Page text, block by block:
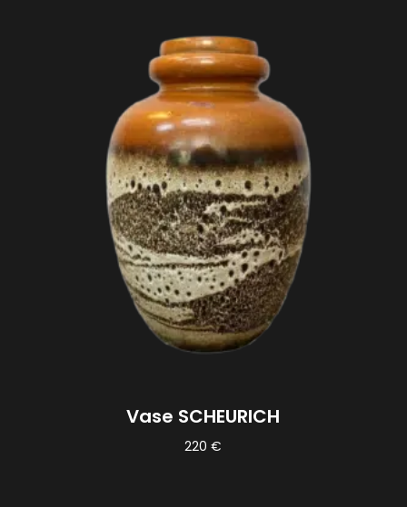
Vase SCHEURICH
220€